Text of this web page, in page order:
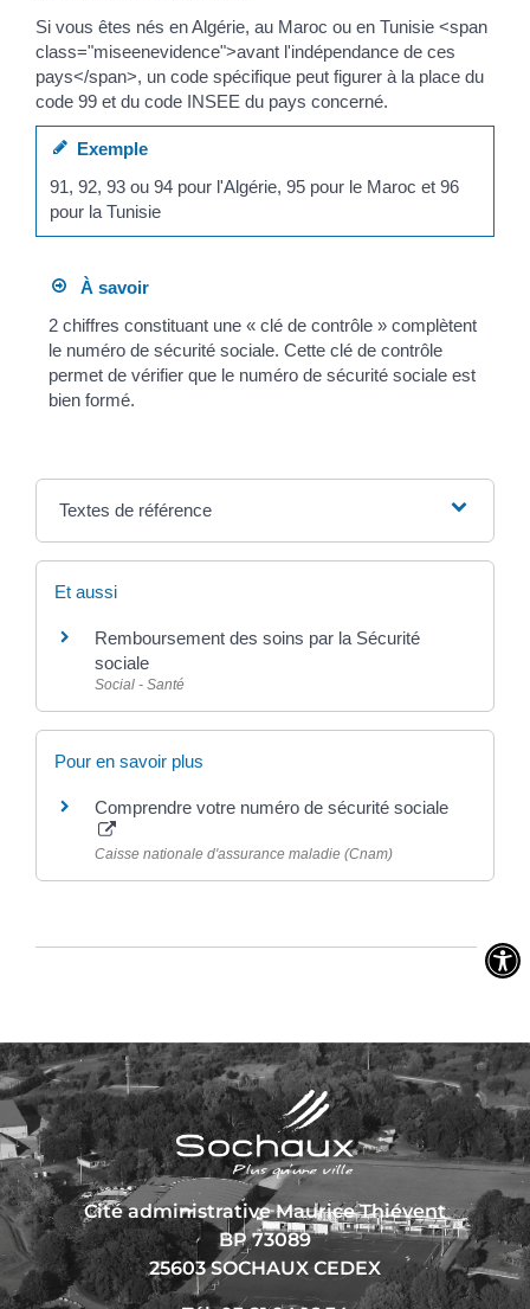
Si vous êtes nés en Algérie, au Maroc ou en Tunisie <span
class="miseenevidence">avant l'indépendance de ces
pays</span>, un code spécifique peut figurer à la place du
code 99 et du code INSEE du pays concerné.
Exemple
91, 92, 93 ou 94 pour l'Algérie, 95 pour le Maroc et 96
pour la Tunisie
À savoir
2 chiffres constituant une « clé de contrôle » complètent
le numéro de sécurité sociale. Cette clé de contrôle
permet de vérifier que le numéro de sécurité sociale est
bien formé.
Textes de référence
Et aussi
Remboursement des soins par la Sécurité
sociale
Social - Santé
Pour en savoir plus
Comprendre votre numéro de sécurité sociale
Caisse nationale d'assurance maladie (Cnam)
Cité administrative Maurice Thiévent
BP 73089
25603 SOCHAUX CEDEX